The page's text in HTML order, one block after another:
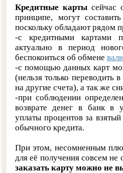
Кредитные картысейчас
принципе, могут
поскольку обладают рядом
-с кредитными картами
актуально в период
беспокоиться об обмене
-с помощью данных карт
(нельзя только переводить
на другие счета), а так же
-при соблюдении
возврате денег в банк в
уплаты процентов за
обычного кредита.
При этом, несомненным
для её получения совсем не
заказать карту можно не